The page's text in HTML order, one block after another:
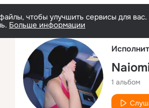
чтобы улучшить сервисы для
Больше информации
1 альбом